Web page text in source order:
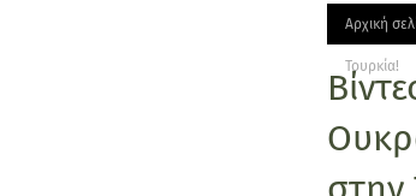
Αρχική
Τουρκία!